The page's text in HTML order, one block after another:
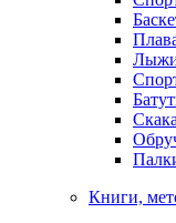
Книги,